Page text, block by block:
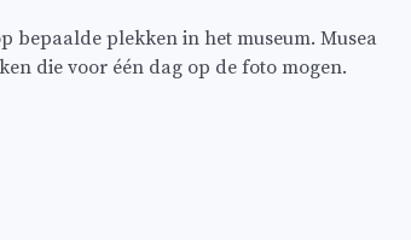
bepaalde plekken in het museum. Musea
die voor één dag op de foto mogen.